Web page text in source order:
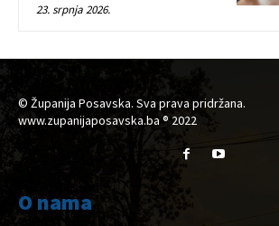
23. srpnja 2026.
© Županija Posavska. Sva prava pridržana.
www.zupanijaposavska.ba ® 2022
O nama